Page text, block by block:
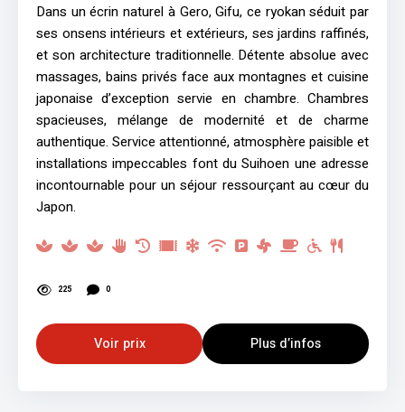
Dans un écrin naturel à Gero, Gifu, ce ryokan séduit par
ses onsens intérieurs et extérieurs, ses jardins raffinés,
et son architecture traditionnelle. Détente absolue avec
massages, bains privés face aux montagnes et cuisine
japonaise d’exception servie en chambre. Chambres
spacieuses, mélange de modernité et de charme
authentique. Service attentionné, atmosphère paisible et
installations impeccables font du Suihoen une adresse
incontournable pour un séjour ressourçant au cœur du
Japon.
225 0
Voir prix Plus d’infos